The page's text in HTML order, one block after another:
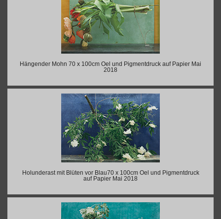
Hängender Mohn 70 x 100cm Oel und Pigmentdruck auf Papier Mai
2018
Holunderast mit Blüten vor Blau70 x 100cm Oel und Pigmentdruck
auf Papier Mai 2018